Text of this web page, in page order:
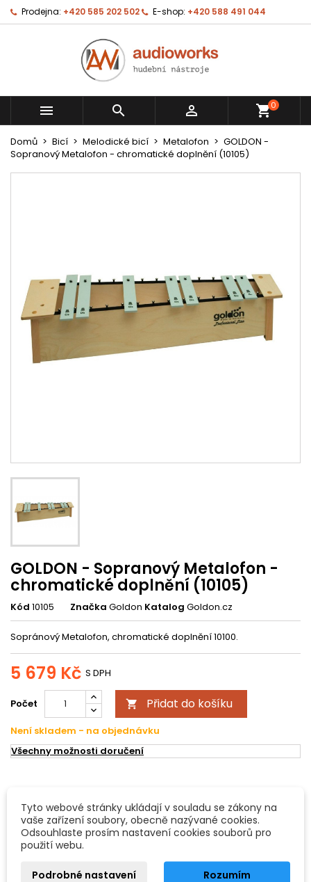
Prodejna: +420 585 202 502 E-shop: +420 588 491 044
   shopping_cart0
Domů Bicí Melodické bicí Metalofon
GOLDON -
Sopranový Metalofon - chromatické doplnění (10105)
GOLDON - Sopranový Metalofon -
chromatické doplnění (10105)
Kód 10105 Značka Goldon Katalog Goldon.cz
Sopránový Metalofon, chromatické doplnění 10100.
5 679 Kč S DPH
Počet  Přidat do košíku
Není skladem - na objednávku
Všechny možnosti doručení
Sopran Metalofon
- 7 kamenů: cis2, dis2, gis2, cis3, dis3, gis3, hes3
- chromatické doplnění k 10100
- bez paliček
Tyto webové stránky ukládají v souladu se zákony na
vaše zařízení soubory, obecně nazývané cookies.
Odsouhlaste prosím nastavení cookies souborů pro
použití webu.
Podrobné nastavení Rozumím